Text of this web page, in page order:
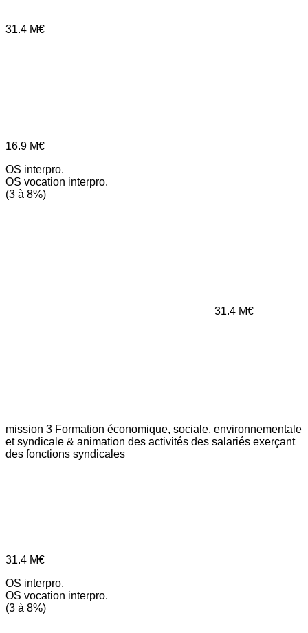
31.4 M€
16.9 M€
OS interpro.
OS vocation interpro.
(3 à 8%)
31.4 M€
mission 3 Formation économique, sociale, environnementale
et syndicale & animation des activités des salariés exerçant
des fonctions syndicales
31.4 M€
OS interpro.
OS vocation interpro.
(3 à 8%)